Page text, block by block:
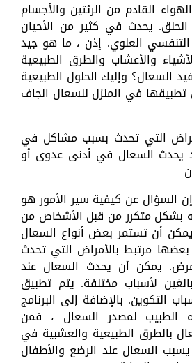
القادم من الرئتين والأجسام
الحلق. يحدث في كثير من الأحيان
العلوي. إذن ، ما هو جيد
والأعشاب والطرق الطبيعية
السعال؟ وإليك الحلول الطبيعية
في المنزل للسعال الجاف
التي تحدث بسبب مشاكل في
يحدث السعال في أدنى عدوى أو
السؤال عن كيفية سير الأمور هو
بشكل متكرر من قبل الأشخاص من
يمكن أن تستمر بعض أنواع السعال
مرتبط بالأمراض التي تحدث
يمكن أن يحدث السعال عند
لأسباب مختلفة. يتم تطبيق
التكوين. بالإضافة إلى البرنامج
الطبيب لمصدر السعال ، فمن
بالطرق الطبيعية والعشبية في
السعال عند الرضع والأطفال